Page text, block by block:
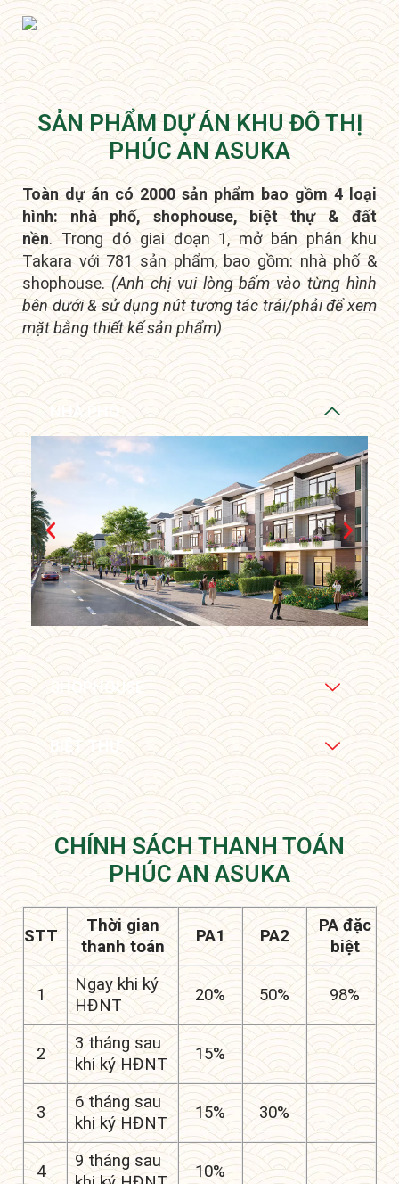
SẢN PHẨM DỰ ÁN KHU ĐÔ THỊ
PHÚC AN ASUKA
Toàn dự án có 2000 sản phẩm bao gồm 4 loại
hình: nhà phố, shophouse, biệt thự & đất
nền. Trong đó giai đoạn 1, mở bán phân khu
Takara với 781 sản phẩm, bao gồm: nhà phố &
shophouse. (Anh chị vui lòng bấm vào từng hình
bên dưới & sử dụng nút tương tác trái/phải để xem
mặt bằng thiết kế sản phẩm)
NHÀ PHỐ
SHOPHOUSE
BIỆT THỰ
CHÍNH SÁCH THANH TOÁN
PHÚC AN ASUKA
STT
Thời gian
thanh toán
PA1 PA2
PA đặc
biệt
1
Ngay khi ký
HĐNT
20% 50% 98%
2
3 tháng sau
khi ký HĐNT
15%
3
6 tháng sau
khi ký HĐNT
15% 30%
4
9 tháng sau
10%